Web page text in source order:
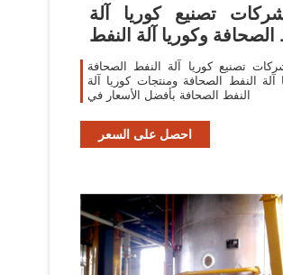
تصنيع كوريا آلة
الصحافة وكوريا آلة النفط
تصنيع كوريا آلة النفط الصحافة
آلة النفط الصحافة ومنتجات كوريا آلة
النفط الصحافة بأفضل الأسعار في
احصل على السعر